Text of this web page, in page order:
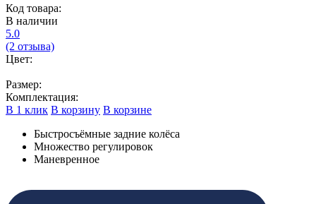
Код товара:
В наличии
5.0
(2 отзыва)
Цвет:
Размер:
Комплектация:
В 1 клик В корзину В корзине
Быстросъёмные задние колёса
Множество регулировок
Маневренное